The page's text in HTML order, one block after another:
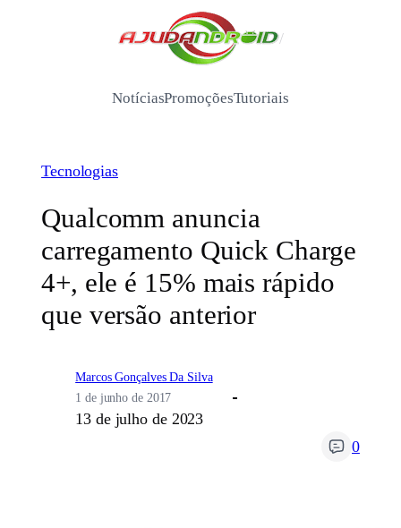
/
NotíciasPromoçõesTutoriais
Tecnologias
Qualcomm anuncia
carregamento Quick Charge
4+, ele é 15% mais rápido
que versão anterior
Marcos Gonçalves Da Silva
1 de junho de 2017
13 de julho de 2023
0